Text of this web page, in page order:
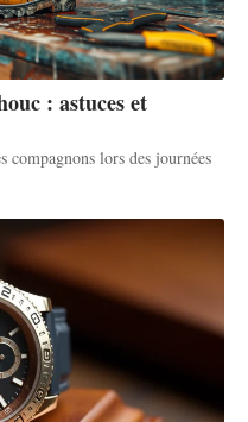
: astuces et
compagnons lors des journées